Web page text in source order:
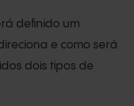
definido um
e como será
dois tipos de